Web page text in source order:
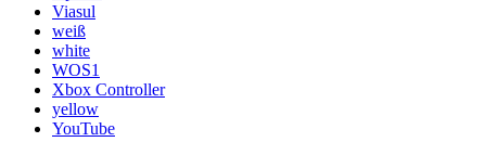
Viasul
weiß
white
WOS1
Xbox Controller
yellow
YouTube